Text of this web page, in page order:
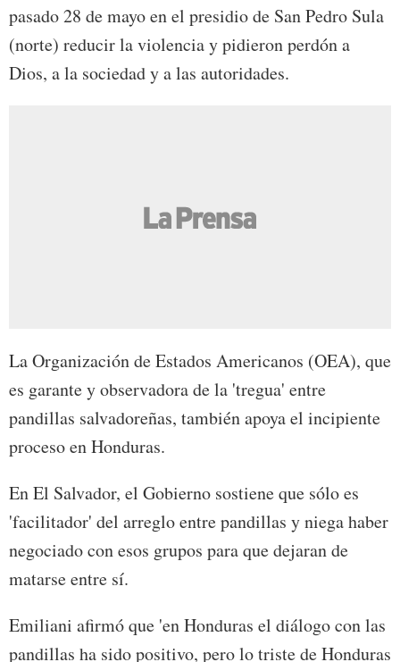
pasado 28 de mayo en el presidio de San Pedro Sula
(norte) reducir la violencia y pidieron perdón a
Dios, a la sociedad y a las autoridades.
La Organización de Estados Americanos (OEA), que
es garante y observadora de la 'tregua' entre
pandillas salvadoreñas, también apoya el incipiente
proceso en Honduras.
En El Salvador, el Gobierno sostiene que sólo es
'facilitador' del arreglo entre pandillas y niega haber
negociado con esos grupos para que dejaran de
matarse entre sí.
Emiliani afirmó que 'en Honduras el diálogo con las
pandillas ha sido positivo, pero lo triste de Honduras